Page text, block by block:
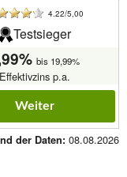
4.22/5,00
Testsieger
bis 19,99%
Effektivzins p.a.
Weiter
der Daten: 08.08.2026